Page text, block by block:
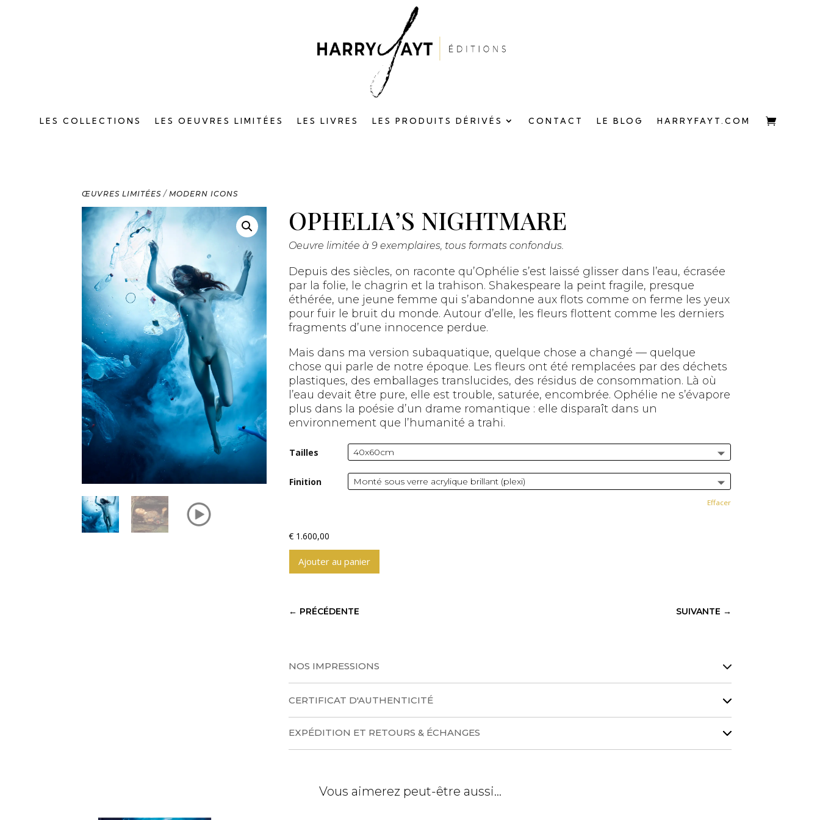
LES COLLECTIONS LES OEUVRES LIMITÉES LES LIVRES LES PRODUITS DÉRIVÉS CONTACT LE BLOG HARRYFAYT.COM
ŒUVRES LIMITÉES /MODERN ICONS
OPHELIA’S NIGHTMARE
Oeuvre limitée à 9 exemplaires, tous formats confondus.
Depuis des siècles, on raconte qu’Ophélie s’est laissé glisser dans l’eau, écrasée
par la folie, le chagrin et la trahison. Shakespeare la peint fragile, presque
éthérée, une jeune femme qui s’abandonne aux flots comme on ferme les yeux
pour fuir le bruit du monde. Autour d’elle, les fleurs flottent comme les derniers
fragments d’une innocence perdue.
Mais dans ma version subaquatique, quelque chose a changé — quelque
chose qui parle de notre époque. Les fleurs ont été remplacées par des déchets
plastiques, des emballages translucides, des résidus de consommation. Là où
l’eau devait être pure, elle est trouble, saturée, encombrée. Ophélie ne s’évapore
plus dans la poésie d’un drame romantique : elle disparaît dans un
environnement que l’humanité a trahi.
Tailles
Finition
Effacer
€ 1.600,00
Ajouter au panier
t
a
:
← PRÉCÉDENTE SUIVANTE →
NOS IMPRESSIONS
CERTIFICAT D'AUTHENTICITÉ
EXPÉDITION ET RETOURS & ÉCHANGES
Vous aimerez peut-être aussi…